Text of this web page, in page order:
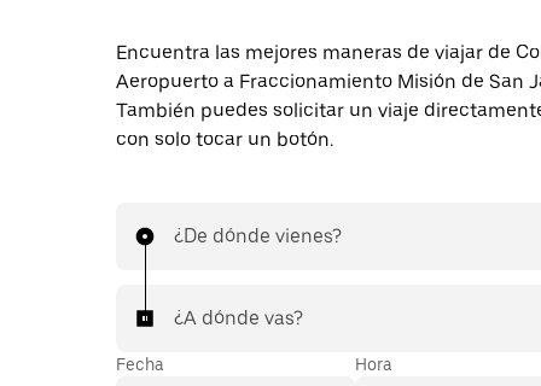
Encuentra las mejores maneras de viajar de
Aeropuerto a Fraccionamiento Misión de San
También puedes solicitar un viaje
con solo tocar un botón.
¿De dónde vienes?
¿A dónde vas?
Fecha Hora